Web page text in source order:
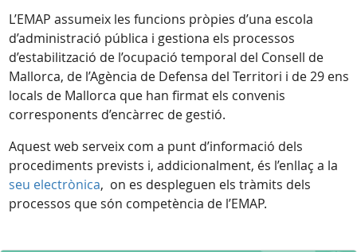
L’EMAP assumeix les funcions pròpies d’una escola
d’administració pública i gestiona els processos
d’estabilització de l’ocupació temporal del Consell de
Mallorca, de l’Agència de Defensa del Territori i de 29 ens
locals de Mallorca que han firmat els convenis
corresponents d’encàrrec de gestió.
Aquest web serveix com a punt d’informació dels
procediments prevists i, addicionalment, és l’enllaç a la
seu electrònica, on es despleguen els tràmits dels
processos que són competència de l’EMAP.